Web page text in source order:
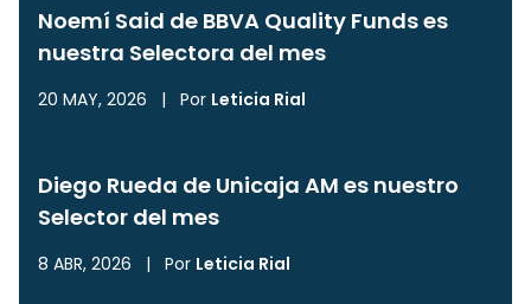
Noemí Said de BBVA Quality Funds es
nuestra Selectora del mes
20 MAY, 2026 | Por Leticia Rial
Diego Rueda de Unicaja AM es nuestro
Selector del mes
8 ABR, 2026 | Por Leticia Rial